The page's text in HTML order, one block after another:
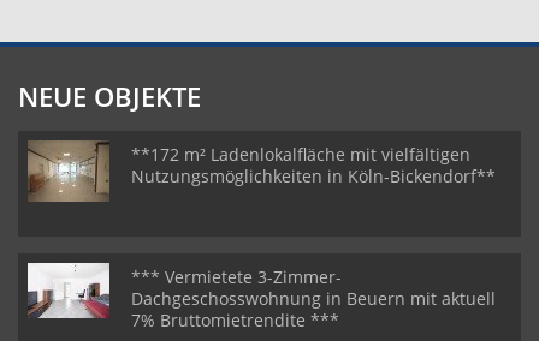
NEUE OBJEKTE
**172 m² Ladenlokalfläche mit vielfältigen
Nutzungsmöglichkeiten in Köln-Bickendorf**
*** Vermietete 3-Zimmer-
Dachgeschosswohnung in Beuern mit aktuell
7% Bruttomietrendite ***